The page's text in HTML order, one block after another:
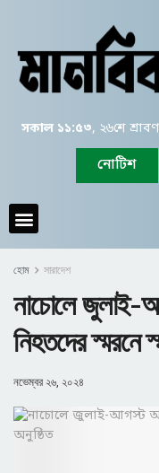
সকাল ১১:৫৩, ২৬শে
নোটিশ
হোম সারাদেশ
নাচোলে
নিহতদের স্মরনে
নভেম্বর ২৬, ২০২৪